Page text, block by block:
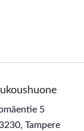
5
, Tampere